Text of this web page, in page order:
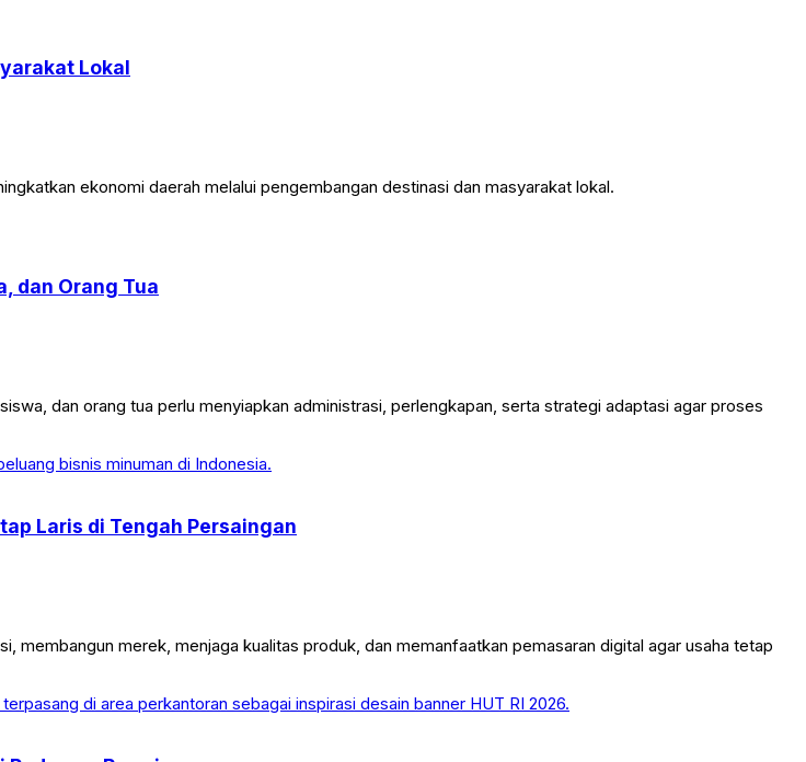
Lokal
ekonomi daerah melalui pengembangan destinasi dan masyarakat lokal.
dan Orang Tua
dan orang tua perlu menyiapkan administrasi, perlengkapan, serta strategi adaptasi agar proses
Laris di Tengah Persaingan
membangun merek, menjaga kualitas produk, dan memanfaatkan pemasaran digital agar usaha tetap